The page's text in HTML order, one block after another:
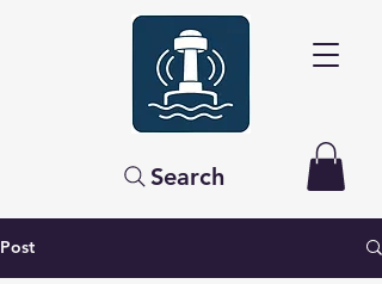
Search
Post